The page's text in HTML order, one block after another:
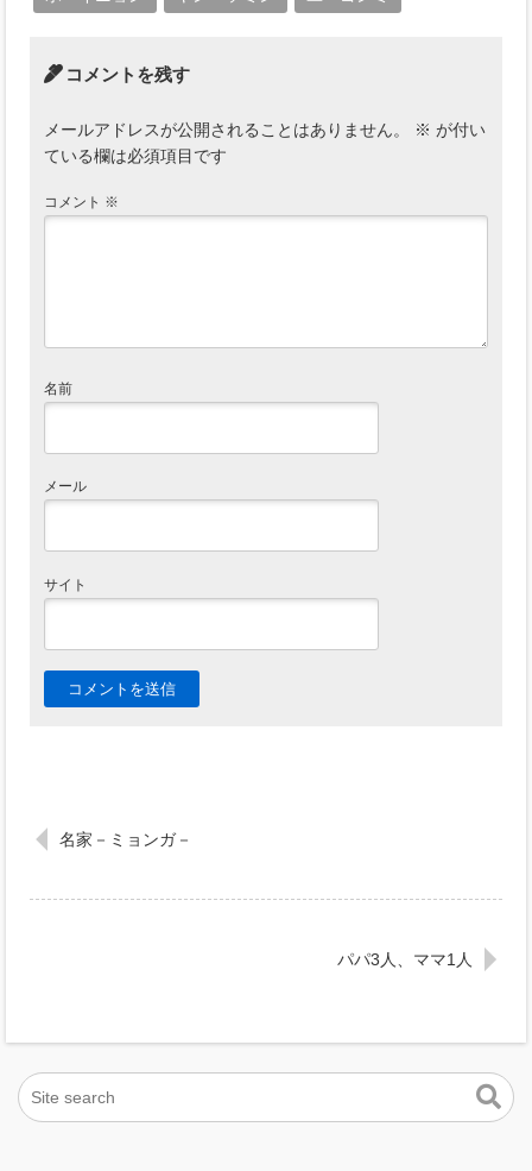
コメントを残す
メールアドレスが公開されることはありません。 ※ が付い
ている欄は必須項目です
コメント ※
名前
メール
サイト
名家－ミョンガ－
パパ3人、ママ1人